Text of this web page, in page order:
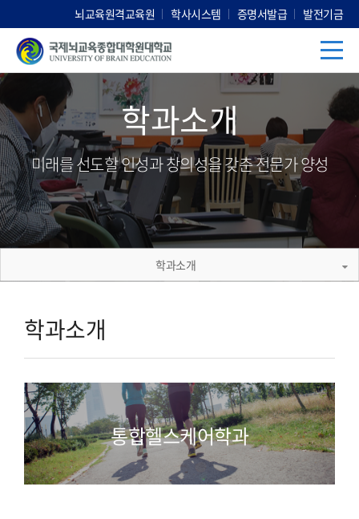
뇌교육원격교육원 학사시스템 증명서발급 발전기금
학과소개
미래를 선도할 인성과 창의성을 갖춘 전문가 양성
학과소개
학과소개
통합헬스케어학과